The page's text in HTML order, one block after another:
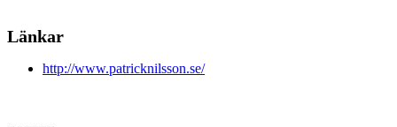
Länkar
http://www.patricknilsson.se/